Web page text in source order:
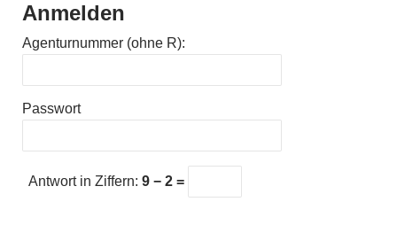
Anmelden
Agenturnummer (ohne R):
Passwort
Antwort in Ziffern: 9 − 2 =